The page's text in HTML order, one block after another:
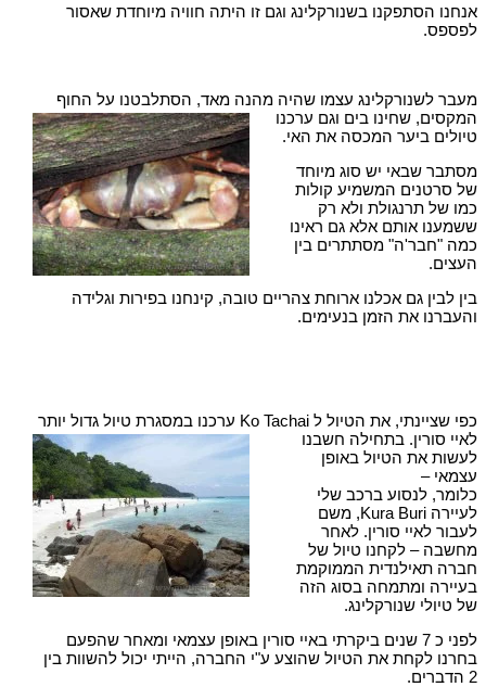
אנחנו הסתפקנו בשנורקלינג וגם זו היתה חוויה מיוחדת שאסור
לפספס.
מעבר לשנורקלינג עצמו שהיה מהנה מאד, הסתלבטנו על החוף
המקסים, שחינו בים וגם ערכנו
טיולים ביער המכסה את האי.
מסתבר שבאי יש סוג מיוחד
של סרטנים המשמיע קולות
כמו של תרנגולת ולא רק
ששמענו אותם אלא גם ראינו
כמה "חבר'ה" מסתתרים בין
העצים.
בין לבין גם אכלנו ארוחת צהריים טובה, קינחנו בפירות וגלידה
והעברנו את הזמן בנעימים.
כפי שציינתי, את הטיול ל Ko Tachai ערכנו במסגרת טיול גדול
יותר
לאיי סורין. בתחילה חשבנו
לעשות את הטיול באופן
עצמאי –
כלומר, לנסוע ברכב שלי
לעיירה Kura Buri, משם
לעבור לאיי סורין. לאחר
מחשבה – לקחנו טיול של
חברה תאילנדית הממוקמת
בעיירה ומתמחה בסוג הזה
של טיולי שנורקלינג.
לפני כ 7 שנים ביקרתי באיי סורין באופן עצמאי ומאחר שהפעם
בחרנו לקחת את הטיול שהוצע ע"י החברה, הייתי יכול להשוות בין
2 הדברים.